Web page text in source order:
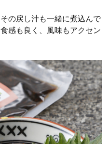
の戻し汁も一緒に煮込んで
感も良く、風味もアクセン